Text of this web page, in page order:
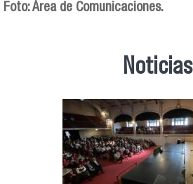
Foto: Área de Comunicaciones.
Noticias